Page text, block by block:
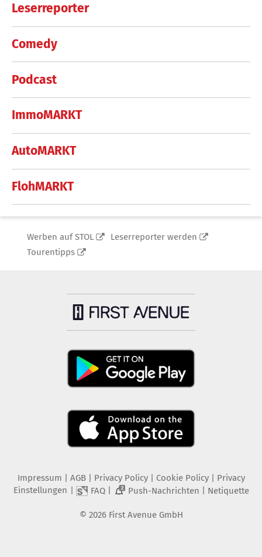
Leserreporter
Comedy
Podcast
ImmoMARKT
AutoMARKT
FlohMARKT
Werben auf STOL
Leserreporter werden
Tourentipps
Impressum AGB Privacy Policy| Cookie Policy| Privacy
Einstellungen
FAQ| 2 Push-Nachrichten Netiquette
© 2026 First Avenue GmbH